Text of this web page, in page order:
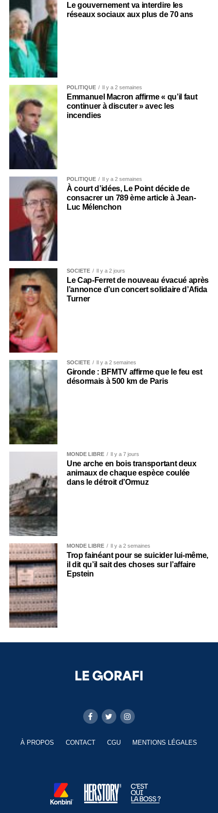
Le gouvernement va interdire les
réseaux sociaux aux plus de 70 ans
POLITIQUE Il y a 2 semaines
Emmanuel Macron affirme « qu’il faut
continuer à discuter » avec les
incendies
POLITIQUE Il y a 2 semaines
À court d’idées, Le Point décide de
consacrer un 789 ème article à Jean-
Luc Mélenchon
SOCIÉTÉ Il y a 2 jours
Le Cap-Ferret de nouveau évacué après
l’annonce d’un concert solidaire d’Afida
Turner
SOCIÉTÉ Il y a 2 semaines
Gironde : BFMTV affirme que le feu est
désormais à 500 km de Paris
MONDE LIBRE Il y a 7 jours
Une arche en bois transportant deux
animaux de chaque espèce coulée
dans le détroit d’Ormuz
MONDE LIBRE Il y a 2 semaines
Trop fainéant pour se suicider lui-même,
il dit qu’il sait des choses sur l’affaire
Epstein
À PROPOS CONTACT CGU MENTIONS LÉGALES